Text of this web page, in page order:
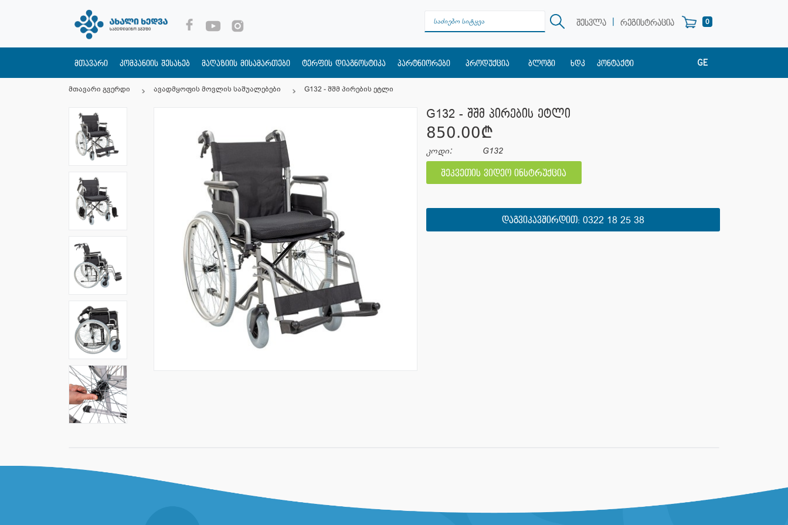
შესვლა | რეგისტრაცია 0
მთავარი კომპანიის შესახებ მაღაზიის მისამართები ტერფის დიაგნოსტიკა პარტნიორები პროდუქცია ბლოგი ხდკ კონტაქტი GE
მთავარი გვერდი ავადმყოფის მოვლის საშუალებები G132 - შშმ პირების ეტლი
G132 - შშმ პირების ეტლი
850.00¢
კოდი: G132
შეკვეთის ვიდეო ინსტრუქცია
ᲓᲐᲒᲕᲘᲙᲐᲕᲨᲘᲠᲓᲘᲗ: 0322 18 25 38